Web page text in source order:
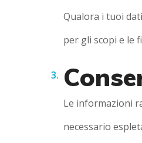
Qualora i tuoi
per gli scopi e le
Le informazioni
necessario